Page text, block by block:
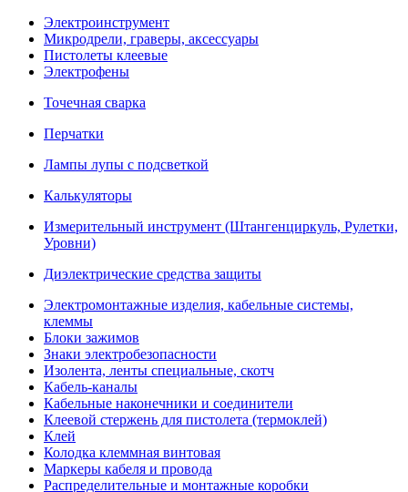
Электроинструмент
Микродрели, граверы, аксессуары
Пистолеты клеевые
Электрофены
Точечная сварка
Перчатки
Лампы лупы с подсветкой
Калькуляторы
Измерительный инструмент (Штангенциркуль, Рулетки,
Уровни)
Диэлектрические средства защиты
Электромонтажные изделия, кабельные системы,
клеммы
Блоки зажимов
Знаки электробезопасности
Изолента, ленты специальные, скотч
Кабель-каналы
Кабельные наконечники и соединители
Клеевой стержень для пистолета (термоклей)
Клей
Колодка клеммная винтовая
Маркеры кабеля и провода
Распределительные и монтажные коробки